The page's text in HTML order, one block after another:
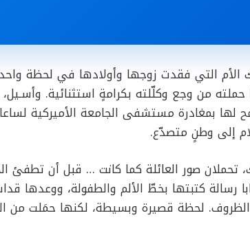
الأم التي فقدت زوجها وأولادها في لحظة
من وجع وكلّلته بكرامةٍ استثنائية. وأسـيل،
لها بمغادرة مستشفى الجامعة الأميركية
إلى وطنٍ متصدّع.
تحملان صور العائلة كما كانت … قبل أن تطفئ
رسالة كتبتها بخطّ الألم والطفولة، ووعدها
لحظة قصيرة وبسيطة، لكنها حمَلت من